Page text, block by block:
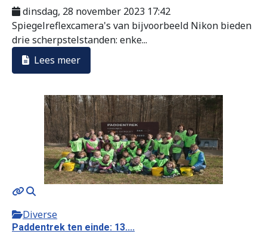
dinsdag, 28 november 2023 17:42
Spiegelreflexcamera's van bijvoorbeeld Nikon bieden
drie scherpstelstanden: enke...
Lees meer
Diverse
Paddentrek ten einde: 13....